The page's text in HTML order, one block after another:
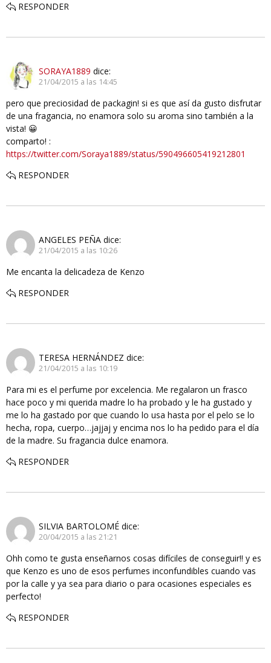
RESPONDER
SORAYA1889 dice:
21/04/2015 a las 14:45
pero que preciosidad de packagin! si es que así da gusto disfrutar
de una fragancia, no enamora solo su aroma sino también a la
vista! 😀
comparto! :
https://twitter.com/Soraya1889/status/590496605419212801
RESPONDER
ANGELES PEÑA dice:
21/04/2015 a las 10:26
Me encanta la delicadeza de Kenzo
RESPONDER
TERESA HERNÁNDEZ dice:
21/04/2015 a las 10:19
Para mi es el perfume por excelencia. Me regalaron un frasco
hace poco y mi querida madre lo ha probado y le ha gustado y
me lo ha gastado por que cuando lo usa hasta por el pelo se lo
hecha, ropa, cuerpo…jajjaj y encima nos lo ha pedido para el día
de la madre. Su fragancia dulce enamora.
RESPONDER
SILVIA BARTOLOMÉ dice:
20/04/2015 a las 21:21
Ohh como te gusta enseñarnos cosas difíciles de conseguir!! y es
que Kenzo es uno de esos perfumes inconfundibles cuando vas
por la calle y ya sea para diario o para ocasiones especiales es
perfecto!
RESPONDER